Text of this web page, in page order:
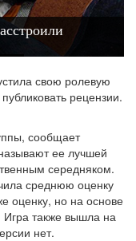
свою ролевую
рецензии.
сообщает
ее лучшей
середняком.
среднюю оценку
оценку, но на основе
Игра также вышла на
нет.